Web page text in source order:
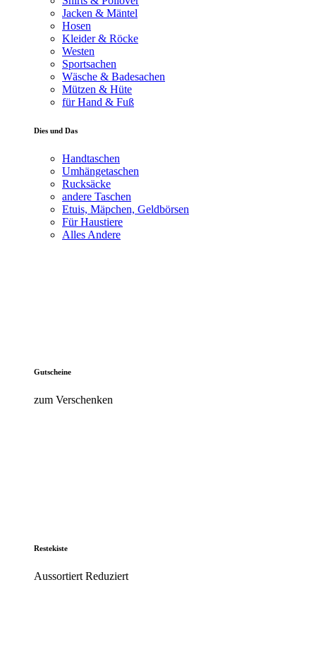
Jacken & Mäntel
Hosen
Kleider & Röcke
Westen
Sportsachen
Wäsche & Badesachen
Mützen & Hüte
für Hand & Fuß
Dies und Das
Handtaschen
Umhängetaschen
Rucksäcke
andere Taschen
Etuis, Mäpchen, Geldbörsen
Für Haustiere
Alles Andere
Gutscheine
zum Verschenken
Restekiste
Aussortiert Reduziert